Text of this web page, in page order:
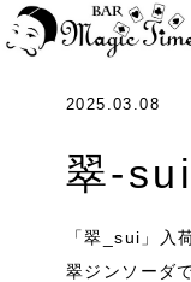
2025.03.08
翠-
「翠_sui」入
翠ジンソーダ